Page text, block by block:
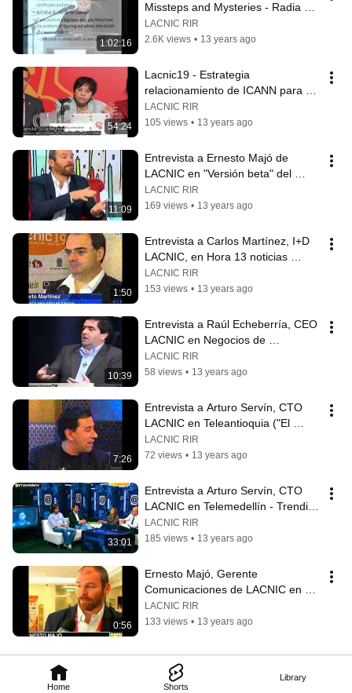
Home Shorts
Library
1:02:16
Missteps and Mysteries - Radia
Perlman
LACNIC RIR
2.6K views • 13 years ago
54:24
Lacnic19 - Estrategia
relacionamiento de ICANN para
América Latina y el Caribe
LACNIC RIR
105 views • 13 years ago
11:09
Entrevista a Ernesto Majó de
LACNIC en "Versión beta" del
canal UNE, canal nacional
LACNIC RIR
169 views • 13 years ago
1:50
Entrevista a Carlos Martínez, I+D
LACNIC, en Hora 13 noticias
(Medellín)
LACNIC RIR
153 views • 13 years ago
10:39
Entrevista a Raúl Echeberría, CEO
LACNIC en Negocios de
Telemedellín
LACNIC RIR
58 views • 13 years ago
7:26
Entrevista a Arturo Servín, CTO
LACNIC en Teleantioquia ("El
colectivo")
LACNIC RIR
72 views • 13 years ago
33:01
Entrevista a Arturo Servín, CTO
LACNIC en Telemedellín - Trending
Topic
LACNIC RIR
185 views • 13 years ago
0:56
Ernesto Majó, Gerente
Comunicaciones de LACNIC en
Noticiero Telemedellín
LACNIC RIR
133 views • 13 years ago